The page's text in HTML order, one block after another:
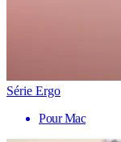
Série Ergo
Pour Mac